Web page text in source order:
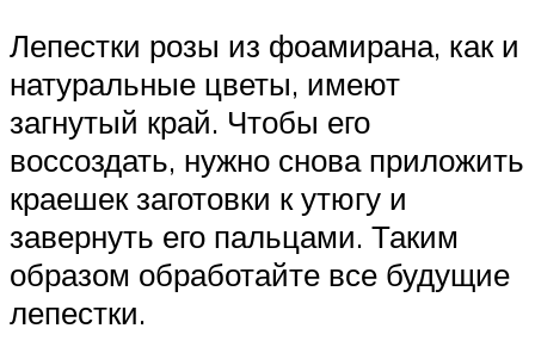
Лепестки розы из фоамирана, как и
натуральные цветы, имеют
загнутый край. Чтобы его
воссоздать, нужно снова приложить
краешек заготовки к утюгу и
завернуть его пальцами. Таким
образом обработайте все будущие
лепестки.